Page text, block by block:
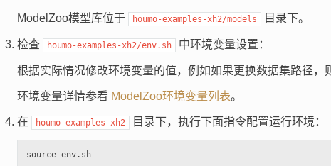
ModelZoo模型库位于 houmo-examples-xh2/models 目录下。
检查 houmo-examples-xh2/env.sh 中环境变量设置：
根据实际情况修改环境变量的值，例如如果更换数据集路径，
环境变量详情参看 ModelZoo环境变量列表。
在 houmo-examples-xh2 目录下，执行下面指令配置运行环境：
source env.sh